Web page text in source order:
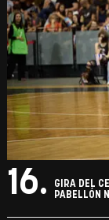
16.
GIRA DEL
PABELLÓN